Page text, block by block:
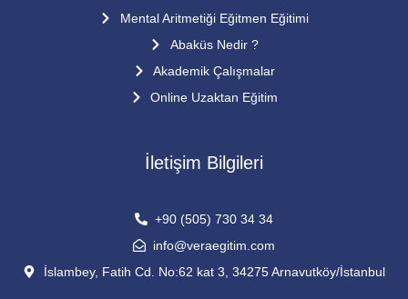
Mental Aritmetiği Eğitmen Eğitimi
Abaküs Nedir ?
Akademik Çalışmalar
Online Uzaktan Eğitim
İletişim Bilgileri
+90 (505) 730 34 34
info@veraegitim.com
İslambey, Fatih Cd. No:62 kat 3, 34275 Arnavutköy/İstanbul